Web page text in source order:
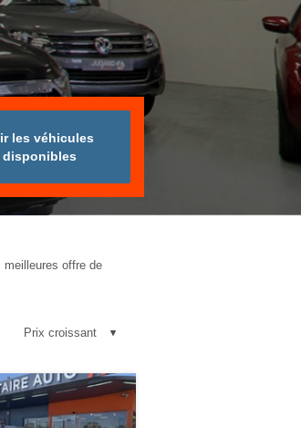
les véhicules
disponibles
meilleures offre de